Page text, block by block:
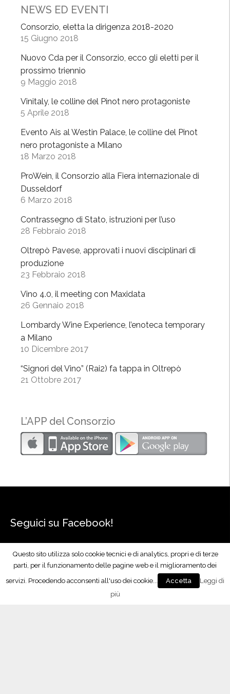
M
a
r
i
r
i
t
r
n
o
i
n
l
t
e
p
ò
”
NEWS ED EVENTI
Consorzio, eletta la dirigenza 2018-2020
15 Giugno 2018
Nuovo Cda per il Consorzio, ecco gli eletti per il
prossimo triennio
9 Maggio 2018
Vinitaly, le colline del Pinot nero protagoniste
5 Aprile 2018
Evento Ais al Westin Palace, le colline del Pinot
nero protagoniste a Milano
18 Marzo 2018
ProWein, il Consorzio alla Fiera internazionale di
Dusseldorf
6 Marzo 2018
Contrassegno di Stato, istruzioni per l’uso
28 Febbraio 2018
Oltrepò Pavese, approvati i nuovi disciplinari di
produzione
23 Febbraio 2018
Vino 4.0, il meeting con Maxidata
26 Gennaio 2018
Lombardy Wine Experience, l’enoteca temporary
a Milano
10 Dicembre 2017
“Signori del Vino” (Rai2) fa tappa in Oltrepò
21 Ottobre 2017
L’APP del Consorzio
Seguici su Facebook!
Questo sito utilizza solo cookie tecnici e di analytics, propri e di terze
parti, per il funzionamento delle pagine web e il miglioramento dei
servizi. Procedendo acconsenti all'uso dei cookie...
Accetta
Leggi di
più